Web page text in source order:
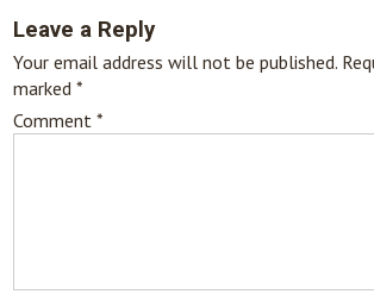
Leave a Reply
Your email address will not be published.
marked*
Comment*